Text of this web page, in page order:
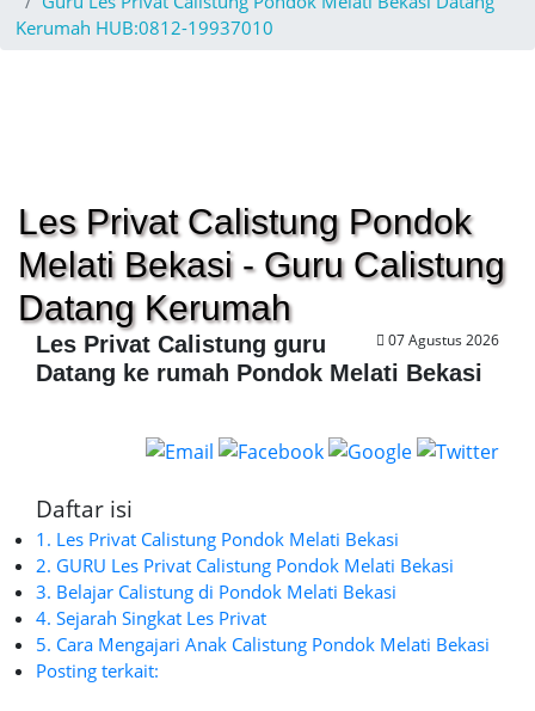
Kerumah HUB:0812-19937010
Les Privat Calistung Pondok
Melati Bekasi - Guru Calistung
Datang Kerumah
07 Agustus 2026
Les Privat Calistung guru
Datang ke rumah Pondok Melati Bekasi
Daftar isi
1. Les Privat Calistung Pondok Melati Bekasi
2. GURU Les Privat Calistung Pondok Melati Bekasi
3. Belajar Calistung di Pondok Melati Bekasi
4. Sejarah Singkat Les Privat
5. Cara Mengajari Anak Calistung Pondok Melati Bekasi
Posting terkait: